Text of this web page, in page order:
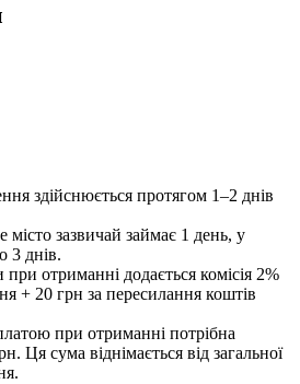
здійснюється протягом 1–2 днів
місто зазвичай займає 1 день, у
3 днів.
отриманні додається комісія 2%
+ 20 грн за пересилання коштів
при отриманні потрібна
Ця сума віднімається від загальної